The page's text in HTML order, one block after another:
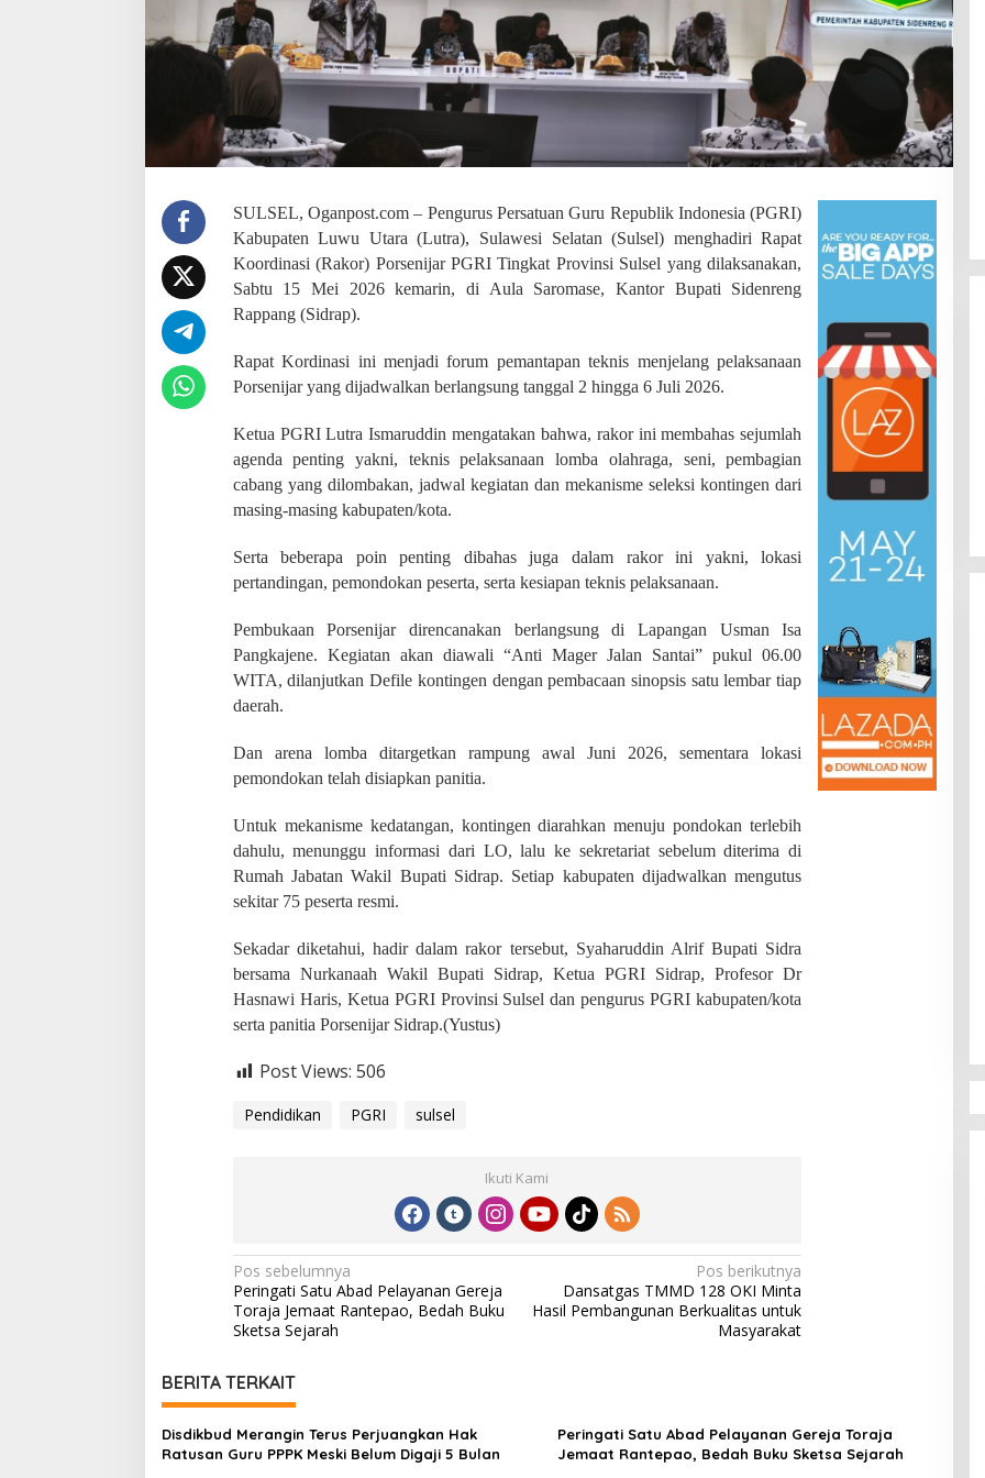
a
a
n
P
r
s
i
j
a
r
S
u
s
e
l
i
S
i
r
p
,
K
t
u
a
I
L
r
a
B
i
l
n
g
i
SULSEL, Oganpost.com – Pengurus Persatuan Guru Republik Indonesia (PGRI)
Kabupaten Luwu Utara (Lutra), Sulawesi Selatan (Sulsel) menghadiri Rapat
Koordinasi (Rakor) Porsenijar PGRI Tingkat Provinsi Sulsel yang dilaksanakan,
Sabtu 15 Mei 2026 kemarin, di Aula Saromase, Kantor Bupati Sidenreng
Rappang (Sidrap).
Rapat Kordinasi ini menjadi forum pemantapan teknis menjelang pelaksanaan
Porsenijar yang dijadwalkan berlangsung tanggal 2 hingga 6 Juli 2026.
Ketua PGRI Lutra Ismaruddin mengatakan bahwa, rakor ini membahas sejumlah
agenda penting yakni, teknis pelaksanaan lomba olahraga, seni, pembagian
cabang yang dilombakan, jadwal kegiatan dan mekanisme seleksi kontingen dari
masing-masing kabupaten/kota.
Serta beberapa poin penting dibahas juga dalam rakor ini yakni, lokasi
pertandingan, pemondokan peserta, serta kesiapan teknis pelaksanaan.
Pembukaan Porsenijar direncanakan berlangsung di Lapangan Usman Isa
Pangkajene. Kegiatan akan diawali “Anti Mager Jalan Santai” pukul 06.00
WITA, dilanjutkan Defile kontingen dengan pembacaan sinopsis satu lembar tiap
daerah.
Dan arena lomba ditargetkan rampung awal Juni 2026, sementara lokasi
pemondokan telah disiapkan panitia.
Untuk mekanisme kedatangan, kontingen diarahkan menuju pondokan terlebih
dahulu, menunggu informasi dari LO, lalu ke sekretariat sebelum diterima di
Rumah Jabatan Wakil Bupati Sidrap. Setiap kabupaten dijadwalkan mengutus
sekitar 75 peserta resmi.
Sekadar diketahui, hadir dalam rakor tersebut, Syaharuddin Alrif Bupati Sidra
bersama Nurkanaah Wakil Bupati Sidrap, Ketua PGRI Sidrap, Profesor Dr
Hasnawi Haris, Ketua PGRI Provinsi Sulsel dan pengurus PGRI kabupaten/kota
serta panitia Porsenijar Sidrap.(Yustus)
Post Views: 506
Pendidikan PGRI sulsel
Ikuti Kami
N
a
v
i
g
a
s
Pos sebelumnya
Peringati Satu Abad Pelayanan Gereja
Toraja Jemaat Rantepao, Bedah Buku
Sketsa Sejarah
Pos berikutnya
Dansatgas TMMD 128 OKI Minta
Hasil Pembangunan Berkualitas untuk
Masyarakat
BERITA TERKAIT
Disdikbud Merangin Terus Perjuangkan Hak
Ratusan Guru PPPK Meski Belum Digaji 5 Bulan
Peringati Satu Abad Pelayanan Gereja Toraja
Jemaat Rantepao, Bedah Buku Sketsa Sejarah
SDN 002 Bangko Raih Prestasi
Gemilang di Lomba Bertutur,
Wakili Merangin ke Tingkat
Di JAMBI, PENDIDIKAN Juli 22, 2026